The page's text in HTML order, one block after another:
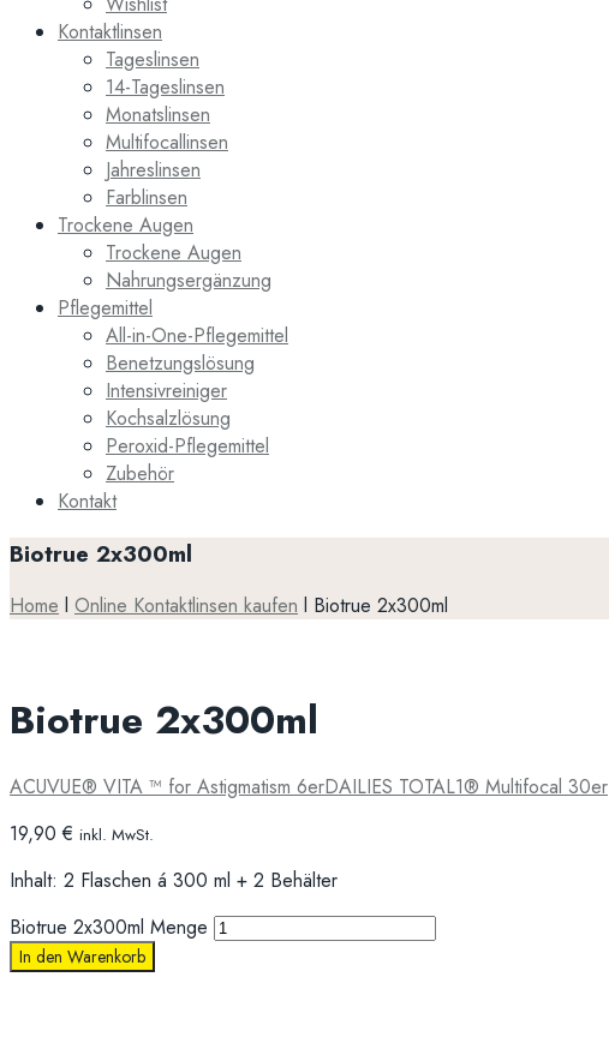
Kontaktlinsen
Tageslinsen
14-Tageslinsen
Monatslinsen
Multifocallinsen
Jahreslinsen
Farblinsen
Trockene Augen
Trockene Augen
Nahrungsergänzung
Pflegemittel
All-in-One-Pflegemittel
Benetzungslösung
Intensivreiniger
Kochsalzlösung
Peroxid-Pflegemittel
Zubehör
Kontakt
Biotrue 2x300ml
Home l Online Kontaktlinsen kaufen l Biotrue 2x300ml
Biotrue 2x300ml
ACUVUE® VITA ™ for Astigmatism 6erDAILIES TOTAL1® Multifocal 30er
19,90€ inkl. MwSt.
Inhalt: 2 Flaschen á 300 ml + 2 Behälter
Biotrue 2x300ml Menge
In den Warenkorb